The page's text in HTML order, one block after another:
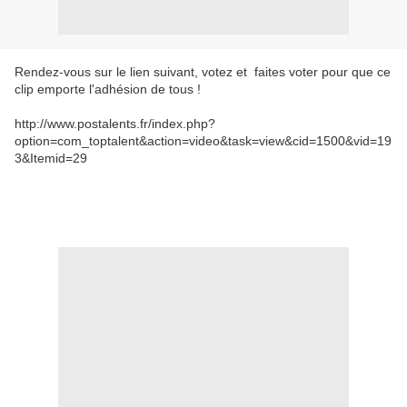
Rendez-vous sur le lien suivant, votez et faites voter pour que ce
clip emporte l'adhésion de tous !
http://www.postalents.fr/index.php?
option=com_toptalent&action=video&task=view&cid=1500&vid=19
3&Itemid=29